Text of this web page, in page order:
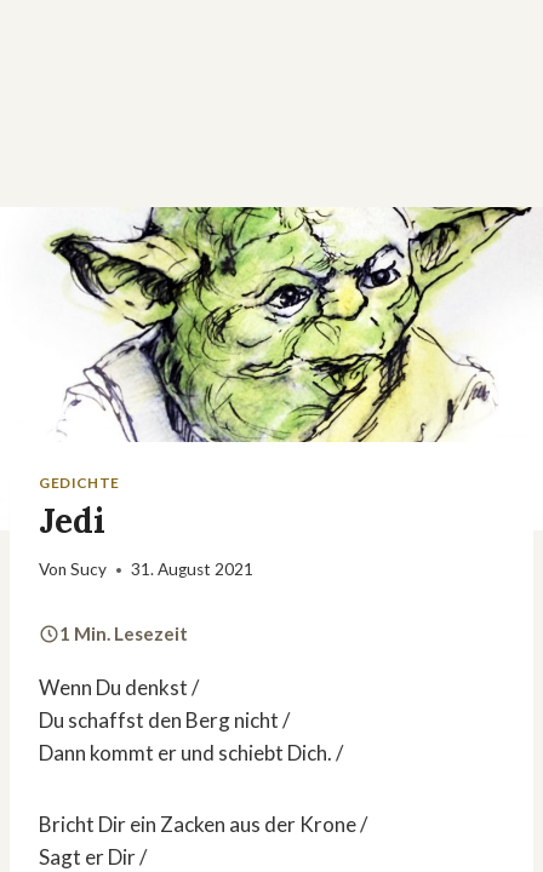
GEDICHTE
Jedi
Von Sucy 31. August 2021
1 Min. Lesezeit
Wenn Du denkst /
Du schaffst den Berg nicht /
Dann kommt er und schiebt Dich. /
Bricht Dir ein Zacken aus der Krone /
Sagt er Dir /